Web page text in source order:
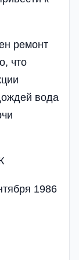
ремонт
что
вода
1986